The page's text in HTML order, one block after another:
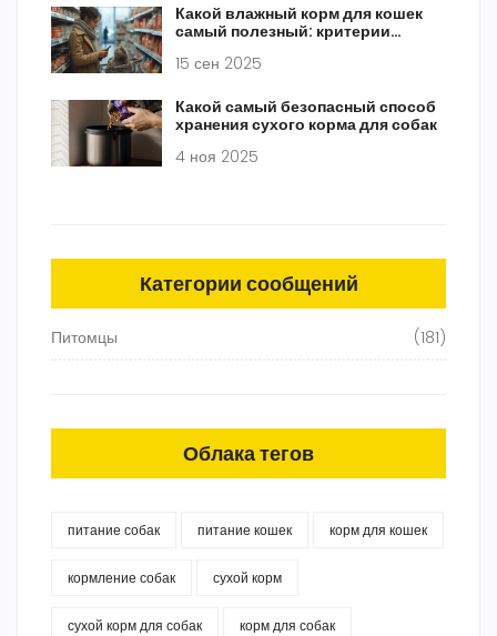
Какой влажный корм для кошек
самый полезный: критерии
15 сен 2025
Какой самый безопасный способ
хранения сухого корма для собак
4 ноя 2025
Категории сообщений
Питомцы (181)
Облака тегов
питание собак питание кошек корм для кошек
кормление собак сухой корм
сухой корм для собак корм для собак